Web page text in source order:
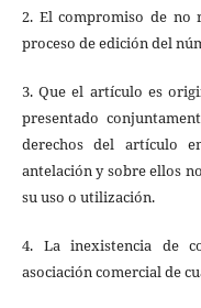
2. El compromiso de
proceso de edición del
3. Que el artículo es
presentado
derechos del artículo
antelación y sobre ellos
su uso o utilización.
4. La inexistencia de
asociación comercial de